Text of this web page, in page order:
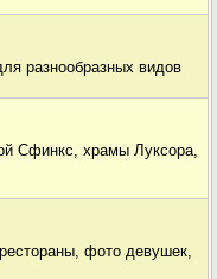
разнообразных видов
Сфинкс, храмы Луксора,
фото девушек,